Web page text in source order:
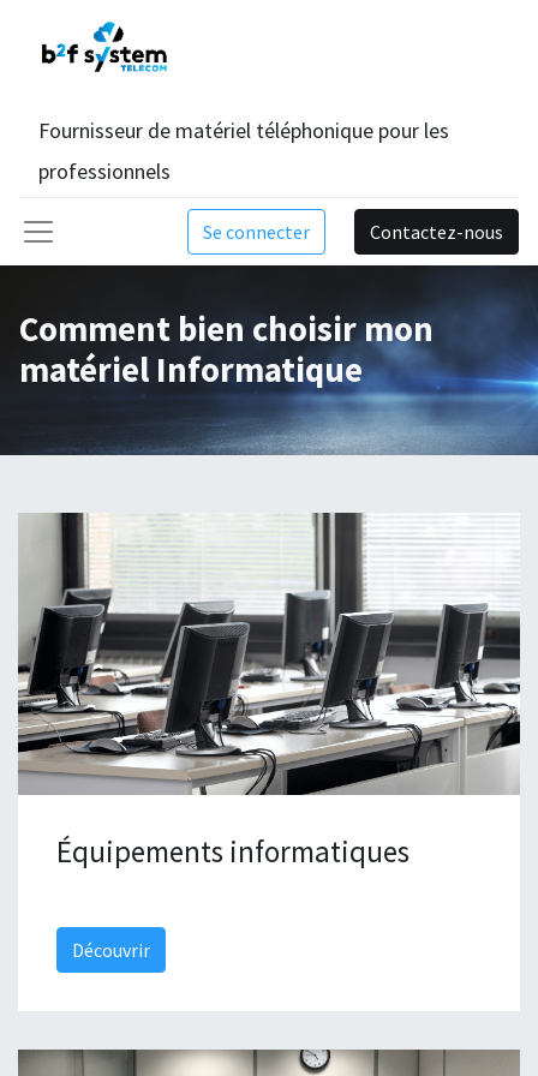
Fournisseur de matériel téléphonique pour les
professionnels
Se connecter Contactez-nous
Comment bien choisir mon
matériel Informatique
Équipements informatiques
Découvrir